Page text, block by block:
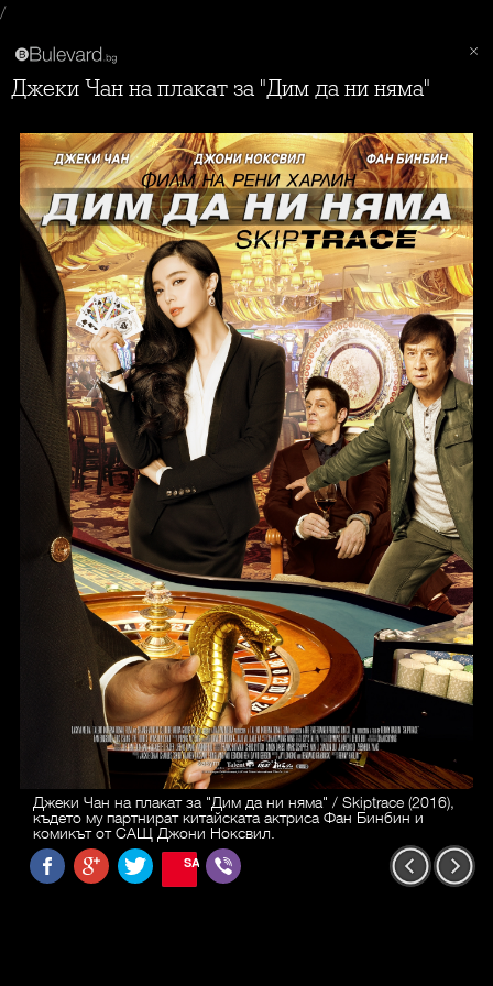
/
Джеки Чан на плакат за "Дим да ни няма"
Джеки Чан на плакат за "Дим да ни няма" / Skiptrace (2016),
където му партнират китайската актриса Фан Бинбин и
комикът от САЩ Джони Ноксвил.
SAVE